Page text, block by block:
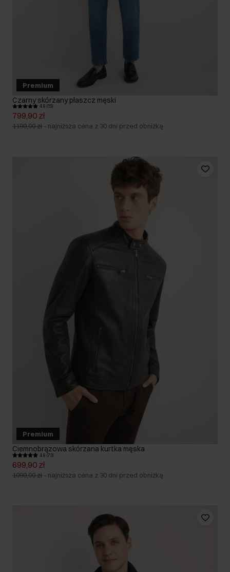
Premium
Czarny skórzany płaszcz męski
4.9 (15)
799,90 zł
1199,00 zł - najniższa cena z 30 dni przed obniżką
Premium
Ciemnobrązowa skórzana kurtka męska
4.9 (73)
699,90 zł
1099,00 zł - najniższa cena z 30 dni przed obniżką